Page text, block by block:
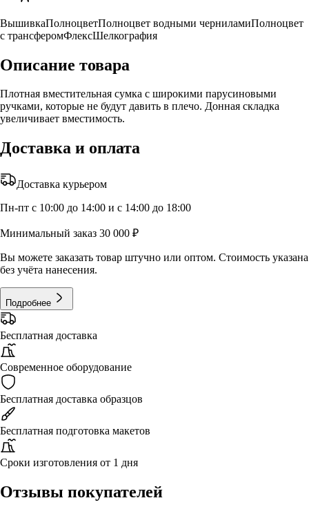
ВышивкаПолноцветПолноцвет водными черниламиПолноцвет
с трансферомФлексШелкография
Описание товара
Плотная вместительная сумка с широкими парусиновыми
ручками, которые не будут давить в плечо. Донная складка
увеличивает вместимость.
Доставка и оплата
Доставка курьером
Пн-пт с 10:00 до 14:00 и с 14:00 до 18:00
Минимальный заказ 30 000 ₽
Вы можете заказать товар штучно или оптом. Стоимость указана
без учёта нанесения.
Подробнее
Бесплатная доставка
Современное оборудование
Бесплатная доставка образцов
Бесплатная подготовка макетов
Сроки изготовления от 1 дня
Отзывы покупателей